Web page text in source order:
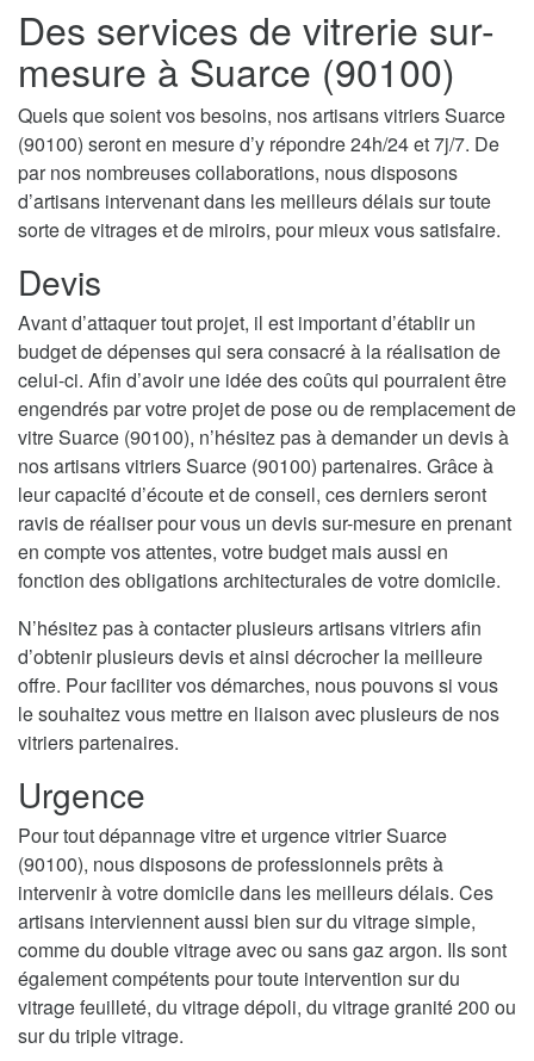
Des services de vitrerie sur-
mesure à Suarce (90100)
Quels que soient vos besoins, nos artisans vitriers Suarce
(90100) seront en mesure d’y répondre 24h/24 et 7j/7. De
par nos nombreuses collaborations, nous disposons
d’artisans intervenant dans les meilleurs délais sur toute
sorte de vitrages et de miroirs, pour mieux vous satisfaire.
Devis
Avant d’attaquer tout projet, il est important d’établir un
budget de dépenses qui sera consacré à la réalisation de
celui-ci. Afin d’avoir une idée des coûts qui pourraient être
engendrés par votre projet de pose ou de remplacement de
vitre Suarce (90100), n’hésitez pas à demander un devis à
nos artisans vitriers Suarce (90100) partenaires. Grâce à
leur capacité d’écoute et de conseil, ces derniers seront
ravis de réaliser pour vous un devis sur-mesure en prenant
en compte vos attentes, votre budget mais aussi en
fonction des obligations architecturales de votre domicile.
N’hésitez pas à contacter plusieurs artisans vitriers afin
d’obtenir plusieurs devis et ainsi décrocher la meilleure
offre. Pour faciliter vos démarches, nous pouvons si vous
le souhaitez vous mettre en liaison avec plusieurs de nos
vitriers partenaires.
Urgence
Pour tout dépannage vitre et urgence vitrier Suarce
(90100), nous disposons de professionnels prêts à
intervenir à votre domicile dans les meilleurs délais. Ces
artisans interviennent aussi bien sur du vitrage simple,
comme du double vitrage avec ou sans gaz argon. Ils sont
également compétents pour toute intervention sur du
vitrage feuilleté, du vitrage dépoli, du vitrage granité 200 ou
sur du triple vitrage.